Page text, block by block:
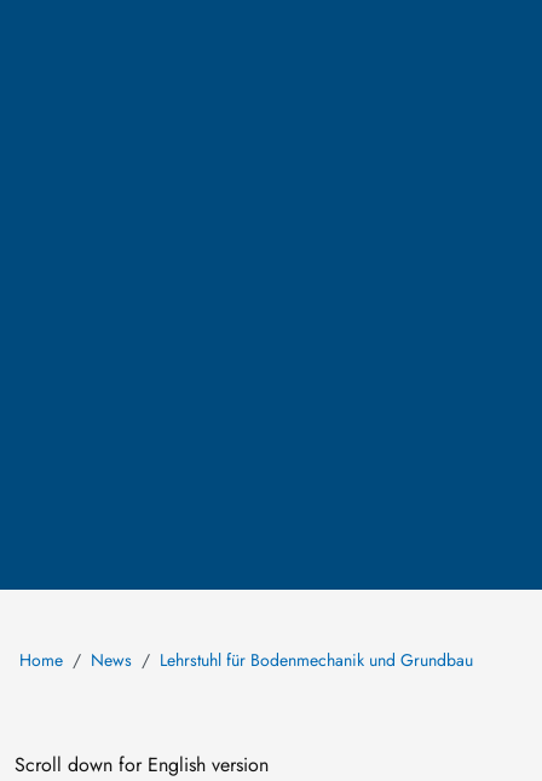
Home News Lehrstuhl für Bodenmechanik und Grundbau
Scroll down for English version